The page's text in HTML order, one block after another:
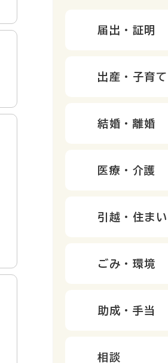
届出・証明
出産・子育て
結婚・離婚
医療・介護
引越・住まい
ごみ・環境
助成・手当
相談